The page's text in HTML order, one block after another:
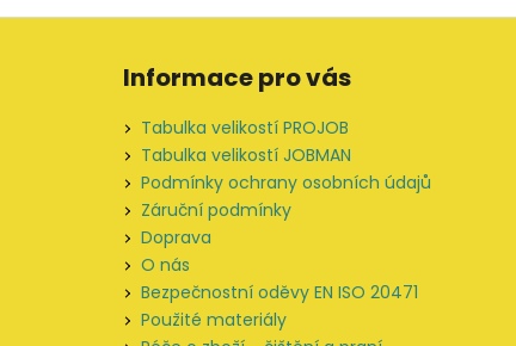
Informace pro vás
Tabulka velikostí PROJOB
Tabulka velikostí JOBMAN
Podmínky ochrany osobních údajů
Záruční podmínky
Doprava
O nás
Bezpečnostní oděvy EN ISO 20471
Použité materiály